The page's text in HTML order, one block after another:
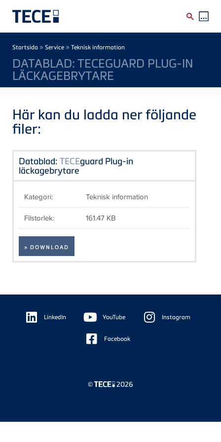
Breadcrumb
Startsida » Service » Teknisk information
DATABLAD: TECEGUARD PLUG-IN
LÄCKAGEBRYTARE
Här kan du ladda ner följande
filer:
Datablad: TECEguard Plug-in
läckagebrytare
Kategori: Teknisk information
Filstorlek: 161.47 KB
» DOWNLOAD
Floating
Sidebar LinkedIn YouTube Instagram
Facebook
© 2026